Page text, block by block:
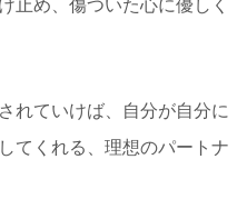
止め、傷ついた心に優しく
れていけば、自分が自分に
てくれる、理想のパートナ